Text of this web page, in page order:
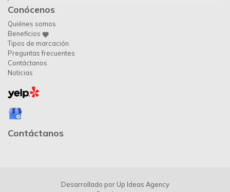
Conócenos
Quiénes somos
Beneficios
Tipos de marcación
Preguntas frecuentes
Contáctanos
Noticias
Contáctanos
Desarrollado por Up Ideas Agency